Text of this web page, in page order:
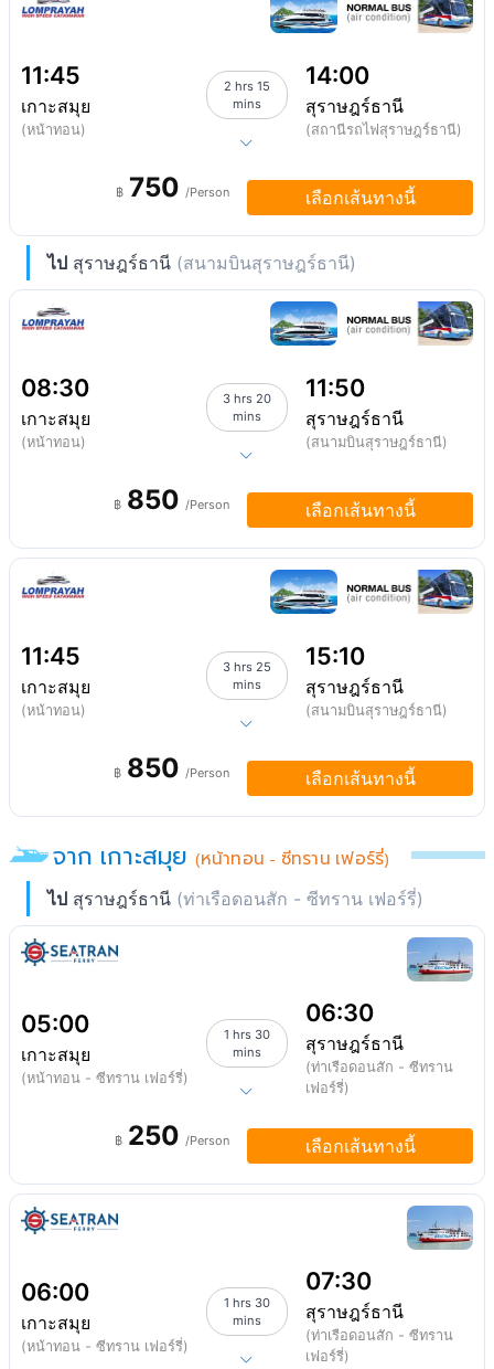
11:45
เกาะสมุย
(หน้าทอน)
2 hrs 15
mins
14:00
สุราษฎร์ธานี
(สถานีรถไฟสุราษฎร์ธานี)
฿ 750 /Person เลือกเส้นทางนี้
ไป สุราษฎร์ธานี (สนามบินสุราษฎร์ธานี)
08:30
เกาะสมุย
(หน้าทอน)
3 hrs 20
mins
11:50
สุราษฎร์ธานี
(สนามบินสุราษฎร์ธานี)
฿ 850 /Person เลือกเส้นทางนี้
11:45
เกาะสมุย
(หน้าทอน)
3 hrs 25
mins
15:10
สุราษฎร์ธานี
(สนามบินสุราษฎร์ธานี)
฿ 850 /Person เลือกเส้นทางนี้
จาก เกาะสมุย (หน้าทอน - ซีทราน เฟอร์รี่)
ไป สุราษฎร์ธานี (ท่าเรือดอนสัก - ซีทราน เฟอร์รี่)
05:00
เกาะสมุย
(หน้าทอน - ซีทราน เฟอร์รี่)
1 hrs 30
mins
06:30
สุราษฎร์ธานี
(ท่าเรือดอนสัก - ซีทราน
เฟอร์รี่)
฿ 250 /Person เลือกเส้นทางนี้
06:00
เกาะสมุย
(หน้าทอน - ซีทราน เฟอร์รี่)
1 hrs 30
mins
07:30
สุราษฎร์ธานี
(ท่าเรือดอนสัก - ซีทราน
เฟอร์รี่)